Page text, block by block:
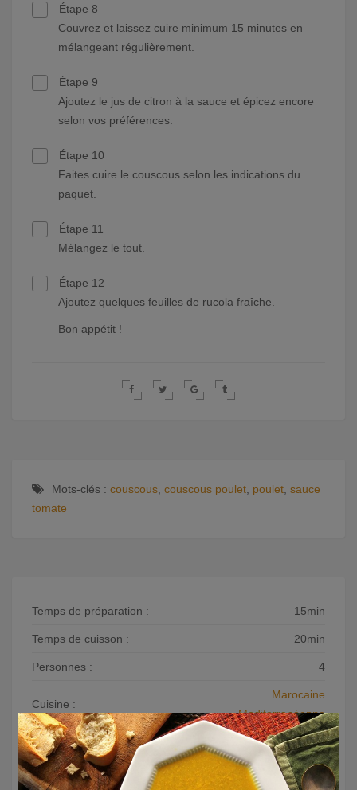
Étape 8
Couvrez et laissez cuire minimum 15 minutes en
mélangeant régulièrement.
Étape 9
Ajoutez le jus de citron à la sauce et épicez encore
selon vos préférences.
Étape 10
Faites cuire le couscous selon les indications du
paquet.
Étape 11
Mélangez le tout.
Étape 12
Ajoutez quelques feuilles de rucola fraîche.
Bon appétit !
Mots-clés : couscous couscous poulet poulet sauce
tomate
Temps de préparation : 15min
Temps de cuisson : 20min
Personnes : 4
Cuisine :
Marocaine
Mediterranéenne
Catégorie : Plats principaux
Niveau :
×